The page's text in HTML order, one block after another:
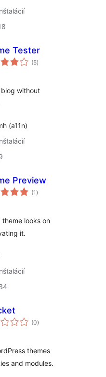
Tester
(5celkové
hodnotenie
)
without
(a11n)
Preview
(1 celkové
hodnotenie
)
looks on
it.
(0celkové
hodnotenie
)
themes
and modules.